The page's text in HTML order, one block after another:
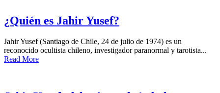
¿Quién es Jahir Yusef?
Jahir Yusef (Santiago de Chile, 24 de julio de 1974) es un
reconocido ocultista chileno, investigador paranormal y tarotista...
Read More